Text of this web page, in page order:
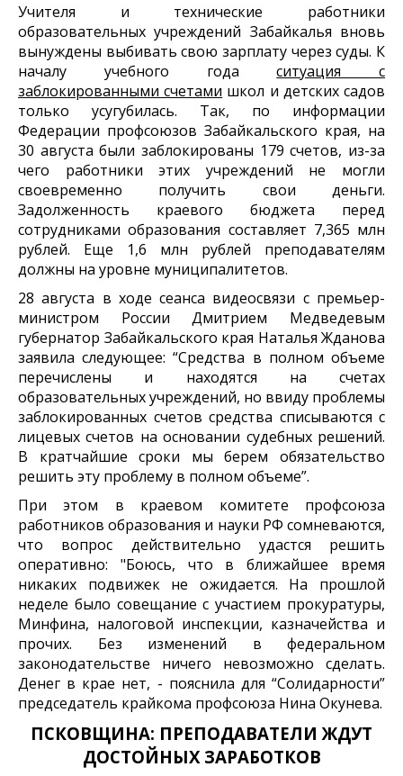
Учителя и технические работники
образовательных учреждений Забайкалья вновь
вынуждены выбивать свою зарплату через суды. К
началу учебного годаситуация с
заблокированными счетами школ и детских садов
только усугубилась. Так, по информации
Федерации профсоюзов Забайкальского края, на
30 августа были заблокированы 179 счетов, из-за
чего работники этих учреждений не могли
своевременно получить свои деньги.
Задолженность краевого бюджета перед
сотрудниками образования составляет 7,365 млн
рублей. Еще 1,6 млн рублей преподавателям
должны на уровне муниципалитетов.
28 августа в ходе сеанса видеосвязи с премьер-
министром России Дмитрием Медведевым
губернатор Забайкальского края Наталья Жданова
заявила следующее: “Средства в полном объеме
перечислены и находятся на счетах
образовательных учреждений, но ввиду проблемы
заблокированных счетов средства списываются с
лицевых счетов на основании судебных решений.
В кратчайшие сроки мы берем обязательство
решить эту проблему в полном объеме”.
При этом в краевом комитете профсоюза
работников образования и науки РФ сомневаются,
что вопрос действительно удастся решить
оперативно: "Боюсь, что в ближайшее время
никаких подвижек не ожидается. На прошлой
неделе было совещание с участием прокуратуры,
Минфина, налоговой инспекции, казначейства и
прочих. Без изменений в федеральном
законодательстве ничего невозможно сделать.
Денег в крае нет, - пояснила для “Солидарности”
председатель крайкома профсоюза Нина Окунева.
ПСКОВЩИНА: ПРЕПОДАВАТЕЛИ ЖДУТ
ДОСТОЙНЫХ ЗАРАБОТКОВ